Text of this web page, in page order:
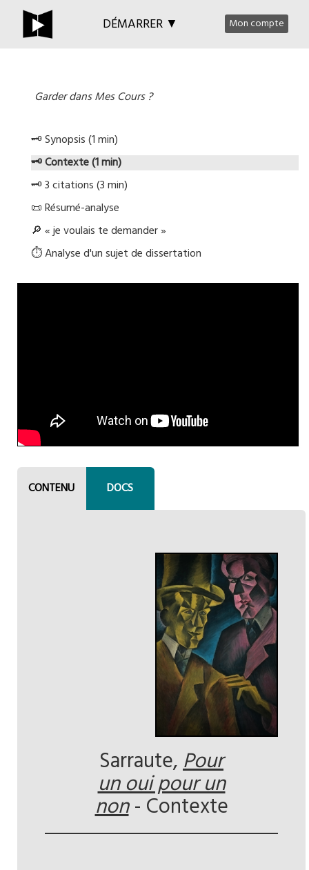
DÉMARRER ▼ Mon compte
Garder dans Mes Cours ?
🗝️ Synopsis (1 min)
🗝️ Contexte (1 min)
🗝️ 3 citations (3 min)
📜 Résumé-analyse
🔎 « je voulais te demander »
⏱️ Analyse d'un sujet de dissertation
CONTENU DOCS
Sarraute,Pour
un oui pour un
non- Contexte